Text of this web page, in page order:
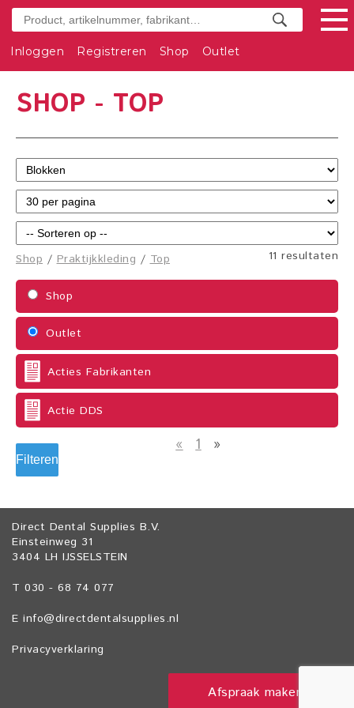
Inloggen Registreren Shop Outlet
SHOP - TOP
11 resultaten
Shop /Praktijkkleding /Top
Shop
Outlet
Acties Fabrikanten
Actie DDS
Filteren
« 1 »
Direct Dental Supplies B.V.
Einsteinweg 31
3404 LH IJSSELSTEIN
T 030 - 68 74 077
E info@directdentalsupplies.nl
Privacyverklaring
Afspraak maken